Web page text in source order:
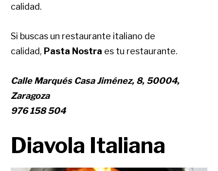
calidad.
Si buscas un restaurante italiano de
calidad, Pasta Nostra es tu restaurante.
Calle Marqués Casa Jiménez, 8, 50004,
Zaragoza
976 158 504
Diavola Italiana